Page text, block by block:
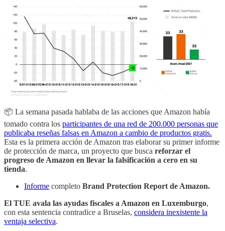
📦 La semana pasada hablaba de las acciones que Amazon había
tomado contra los participantes de una red de 200.000 personas que
publicaba reseñas falsas en Amazon a cambio de productos gratis.
Esta es la primera acción de Amazon tras elaborar su primer informe
de protección de marca, un proyecto que busca reforzar el
progreso de Amazon en llevar la falsificación a cero en su
tienda.
Informe completo Brand Protection Report de Amazon.
El TUE avala las ayudas fiscales a Amazon en Luxemburgo,
con esta sentencia contradice a Bruselas, considera inexistente la
ventaja selectiva.